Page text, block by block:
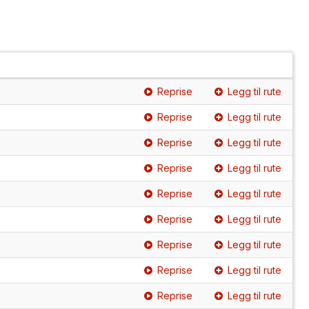
Reprise Legg til rute
Reprise Legg til rute
Reprise Legg til rute
Reprise Legg til rute
Reprise Legg til rute
Reprise Legg til rute
Reprise Legg til rute
Reprise Legg til rute
Reprise Legg til rute